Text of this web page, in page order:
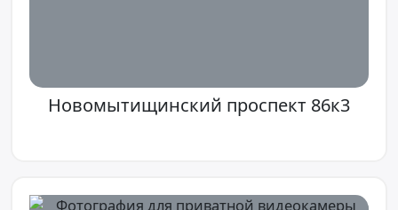
Новомытищинский проспект 86к3